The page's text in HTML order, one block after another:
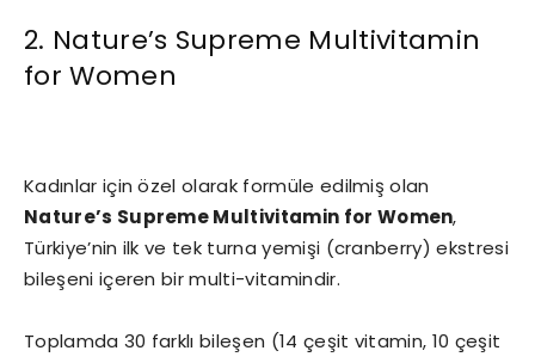
2. Nature’s Supreme Multivitamin
for Women
Kadınlar için özel olarak formüle edilmiş olan
Nature’s Supreme Multivitamin for Women,
Türkiye’nin ilk ve tek turna yemişi (cranberry) ekstresi
bileşeni içeren bir multi-vitamindir.
Toplamda 30 farklı bileşen (14 çeşit vitamin, 10 çeşit